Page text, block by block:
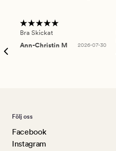
Bra Skickat
Ann-Christin M
2026-07-30
Följ oss
Facebook
Instagram